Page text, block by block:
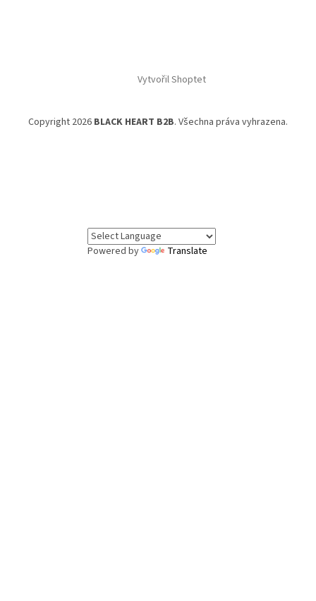
Vytvořil Shoptet
Copyright 2026 BLACK HEART B2B. Všechna práva vyhrazena.
Powered by Translate